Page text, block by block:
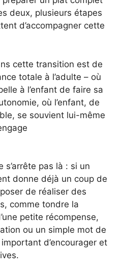
deux, plusieurs étapes
d’accompagner cette
cette transition est de
totale à l’adulte – où
à l’enfant de faire sa
où l’enfant, de
se souvient lui-même
s’arrête pas là : si un
donne déjà un coup de
de réaliser des
comme tondre la
petite récompense,
ou un simple mot de
d’encourager et